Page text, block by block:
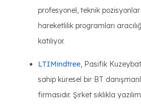
profesyonel, teknik
hareketlilik programları
katılıyor.
LTIMindtree, Pasifik
sahip küresel bir BT
firmasıdır. Şirket sıklıkla